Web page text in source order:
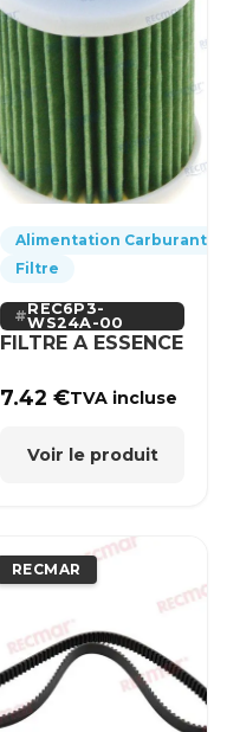
Alimentation Carburant
Filtre
REC6P3-
WS24A-00
FILTRE A ESSENCE
7.42€TVA incluse
Voir le produit
RECMAR